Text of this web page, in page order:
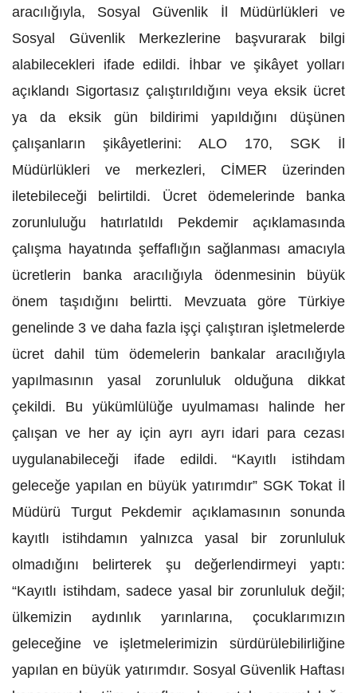
aracılığıyla, Sosyal Güvenlik İl Müdürlükleri ve
Sosyal Güvenlik Merkezlerine başvurarak bilgi
alabilecekleri ifade edildi. İhbar ve şikâyet yolları
açıklandı Sigortasız çalıştırıldığını veya eksik ücret
ya da eksik gün bildirimi yapıldığını düşünen
çalışanların şikâyetlerini: ALO 170, SGK İl
Müdürlükleri ve merkezleri, CİMER üzerinden
iletebileceği belirtildi. Ücret ödemelerinde banka
zorunluluğu hatırlatıldı Pekdemir açıklamasında
çalışma hayatında şeffaflığın sağlanması amacıyla
ücretlerin banka aracılığıyla ödenmesinin büyük
önem taşıdığını belirtti. Mevzuata göre Türkiye
genelinde 3 ve daha fazla işçi çalıştıran işletmelerde
ücret dahil tüm ödemelerin bankalar aracılığıyla
yapılmasının yasal zorunluluk olduğuna dikkat
çekildi. Bu yükümlülüğe uyulmaması halinde her
çalışan ve her ay için ayrı ayrı idari para cezası
uygulanabileceği ifade edildi. “Kayıtlı istihdam
geleceğe yapılan en büyük yatırımdır” SGK Tokat İl
Müdürü Turgut Pekdemir açıklamasının sonunda
kayıtlı istihdamın yalnızca yasal bir zorunluluk
olmadığını belirterek şu değerlendirmeyi yaptı:
“Kayıtlı istihdam, sadece yasal bir zorunluluk değil;
ülkemizin aydınlık yarınlarına, çocuklarımızın
geleceğine ve işletmelerimizin sürdürülebilirliğine
yapılan en büyük yatırımdır. Sosyal Güvenlik Haftası